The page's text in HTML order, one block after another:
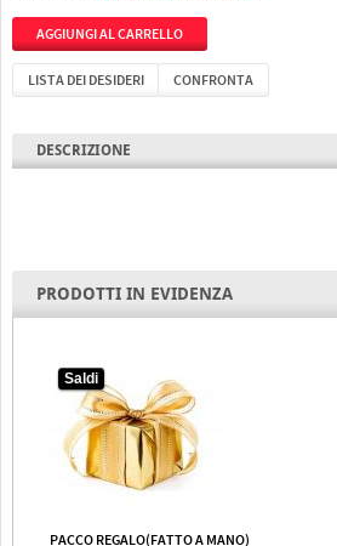
LISTA DEI DESIDERI CONFRONTA
DESCRIZIONE
PRODOTTI IN EVIDENZA
Saldi
PACCO REGALO(FATTO A MANO)